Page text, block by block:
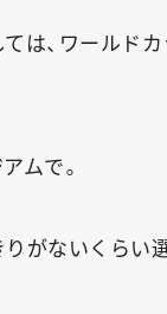
は、ワールド
ムで。
がないくらい